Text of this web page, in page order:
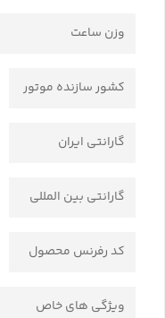
وزن ساعت
کشور سازنده موتور
گارانتی ایران
گارانتی بین المللی
کد رفرنس محصول
ویژگی های خاص